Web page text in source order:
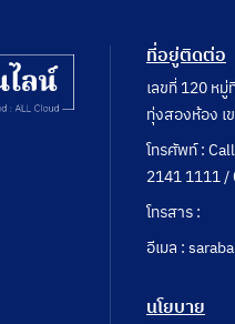
ที่อยู่ติดต่อ
เลขที่ 120 ห
ทุ่งสองห้อง
โทรศัพท์ :
2141 1111 /
โทรสาร :
อีเมล :
นโยบาย